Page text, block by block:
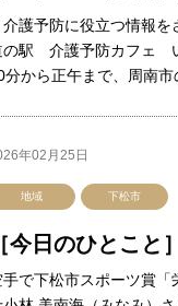
護予防に役立つ情報を
の駅 介護予防カフェ
分から正午まで、周南市
年02月25日
地域 下松市
今日のひとこと
手で下松市スポーツ賞